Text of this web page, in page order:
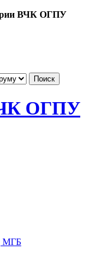
ВЧК ОГПУ
МГБ